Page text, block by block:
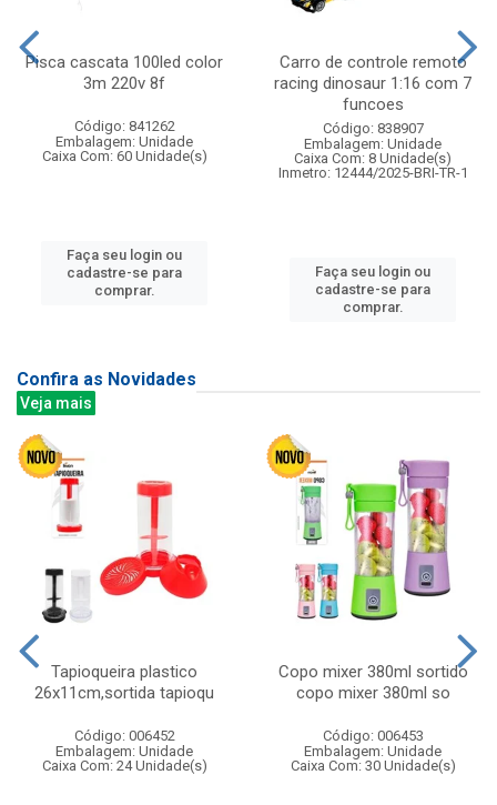
Pisca cascata 100led color
3m 220v 8f
Código: 841262
Embalagem: Unidade
Caixa Com: 60 Unidade(s)
Faça seu login ou
cadastre-se para
comprar.
Carro de controle remoto
racing dinosaur 1:16 com 7
funcoes
Código: 838907
Embalagem: Unidade
Caixa Com: 8 Unidade(s)
Inmetro: 12444/2025-BRI-TR-1
Faça seu login ou
cadastre-se para
comprar.
Confira as Novidades
Veja mais
Tapioqueira plastico
26x11cm,sortida tapioqu
Código: 006452
Embalagem: Unidade
Caixa Com: 24 Unidade(s)
Copo mixer 380ml sortido
copo mixer 380ml so
Código: 006453
Embalagem: Unidade
Caixa Com: 30 Unidade(s)